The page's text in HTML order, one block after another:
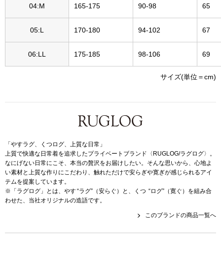
ーブルウェア
ファッション
ネクタイ
手袋
ベルト
靴下
04:M 165-175 90-98 65
05:L 170-180 94-102 67
06:LL 175-185 98-106 69
サイズ(単位＝cm)
「やすラグ、くつログ、上質な日常」
上質で快適な日常着を追求したプライベートブランド〈RUGLOG/ラグログ〉。
なにげない日常にこそ、本当の贅沢をお届けしたい。そんな思いから、心地よ
い素材と上質な作りにこだわり、触れただけで安らぎや寛ぎが感じられるアイ
テムを提案しています。
※「ラグログ」とは、やす “ラグ”（安らぐ）と、くつ “ログ”（寛ぐ）を組み合
わせた、当社オリジナルの造語です。
このブランドの商品一覧へ